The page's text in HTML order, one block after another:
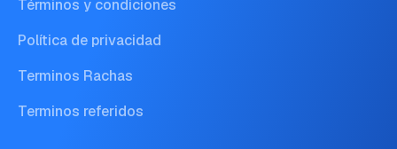
Términos y condiciones
Política de privacidad
Terminos Rachas
Terminos referidos